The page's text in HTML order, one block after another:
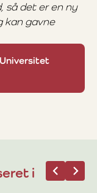
så det er en ny
kan gavne
i